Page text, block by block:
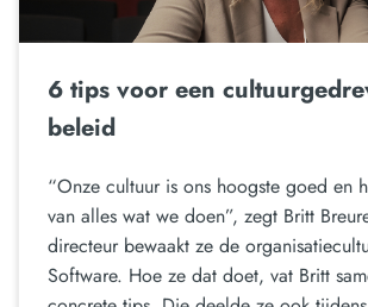
6 tips voor een
beleid
“Onze cultuur is ons hoogste goed en
van alles wat we doen”, zegt Britt
directeur bewaakt ze de
Software. Hoe ze dat doet, vat Britt